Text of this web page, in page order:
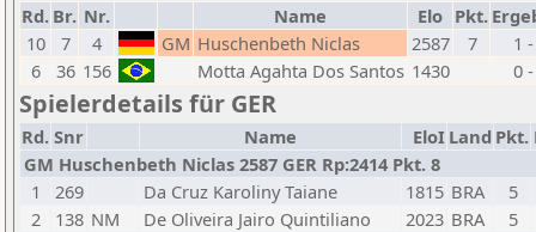
Rd. Br. Nr. Name Elo Pkt.
10
7 4 GM Huschenbeth Niclas 2587 7
1
6
36 156 Motta Agahta Dos Santos 1430 0
Spielerdetails für GER
Rd. Snr Name EloI Land Pkt.
GM Huschenbeth Niclas 2587 GER Rp:2414 Pkt. 8
1
269 Da Cruz Karoliny Taiane 1815 BRA
5
2
138 NM De Oliveira Jairo Quintiliano 2023 BRA
5